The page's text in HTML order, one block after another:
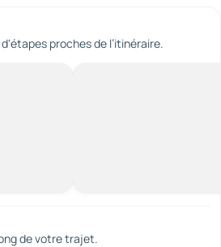
proches de l’itinéraire.
de votre trajet.